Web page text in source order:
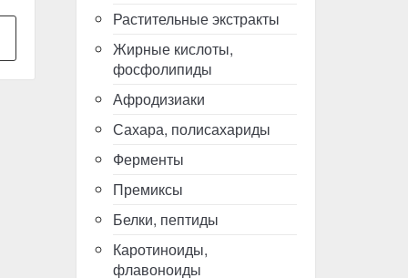
Растительные экстракты
Жирные кислоты,
фосфолипиды
Афродизиаки
Сахара, полисахариды
Ферменты
Премиксы
Белки, пептиды
Каротиноиды,
флавоноиды